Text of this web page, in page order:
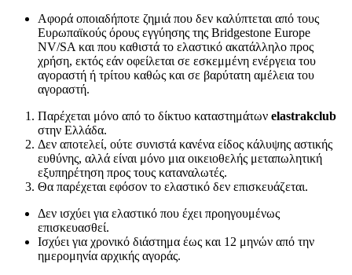
Αφορά οποιαδήποτε ζημιά που δεν καλύπτεται από τους
Ευρωπαϊκούς όρους εγγύησης της Bridgestone Europe
NV/SA και που καθιστά το ελαστικό ακατάλληλο προς
χρήση, εκτός εάν οφείλεται σε εσκεμμένη ενέργεια του
αγοραστή ή τρίτου καθώς και σε βαρύτατη αμέλεια του
αγοραστή.
Παρέχεται μόνο από το δίκτυο καταστημάτων elastrakclub
στην Ελλάδα.
Δεν αποτελεί, ούτε συνιστά κανένα είδος κάλυψης αστικής
ευθύνης, αλλά είναι μόνο μια οικειοθελής μεταπωλητική
εξυπηρέτηση προς τους καταναλωτές.
Θα παρέχεται εφόσον το ελαστικό δεν επισκευάζεται.
Δεν ισχύει για ελαστικό που έχει προηγουμένως
επισκευασθεί.
Ισχύει για χρονικό διάστημα έως και 12 μηνών από την
ημερομηνία αρχικής αγοράς.